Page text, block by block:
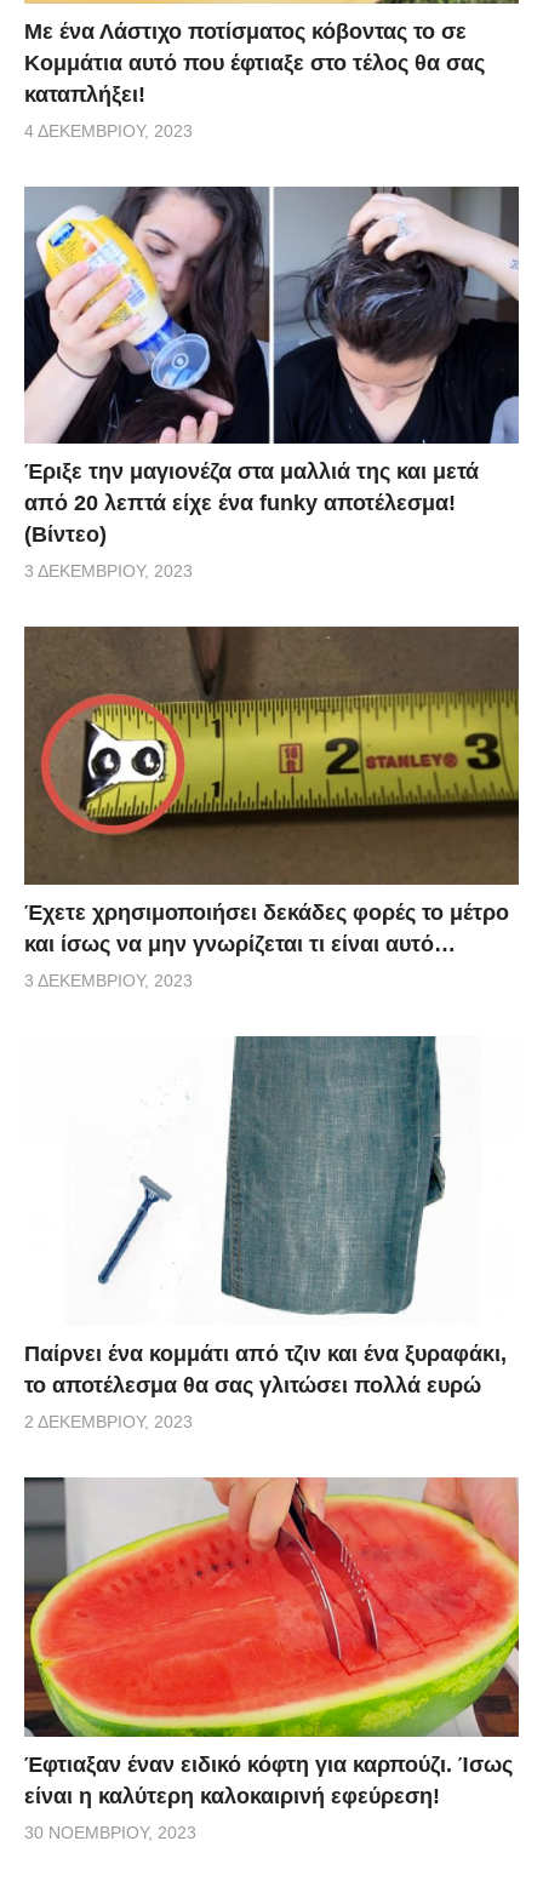
Με ένα Λάστιχο ποτίσματος κόβοντας το σε
Κομμάτια αυτό που έφτιαξε στο τέλος θα σας
καταπλήξει!
4 ΔΕΚΕΜΒΡΊΟΥ, 2023
Έριξε την μαγιονέζα στα μαλλιά της και μετά
από 20 λεπτά είχε ένα funky αποτέλεσμα!
(Βίντεο)
3 ΔΕΚΕΜΒΡΊΟΥ, 2023
Έχετε χρησιμοποιήσει δεκάδες φορές το μέτρο
και ίσως να μην γνωρίζεται τι είναι αυτό…
3 ΔΕΚΕΜΒΡΊΟΥ, 2023
Παίρνει ένα κομμάτι από τζιν και ένα ξυραφάκι,
το αποτέλεσμα θα σας γλιτώσει πολλά ευρώ
2 ΔΕΚΕΜΒΡΊΟΥ, 2023
Έφτιαξαν έναν ειδικό κόφτη για καρπούζι. Ίσως
είναι η καλύτερη καλοκαιρινή εφεύρεση!
30 ΝΟΕΜΒΡΊΟΥ, 2023